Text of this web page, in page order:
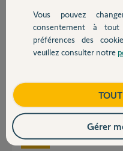
Devis avec un pro
Contact
je vois que vous avez reactiver
bonne journée
Nicolas F. il y a 2
Vous pouvez
consentement à
préférences des
veuillez consulter notre
Gérer